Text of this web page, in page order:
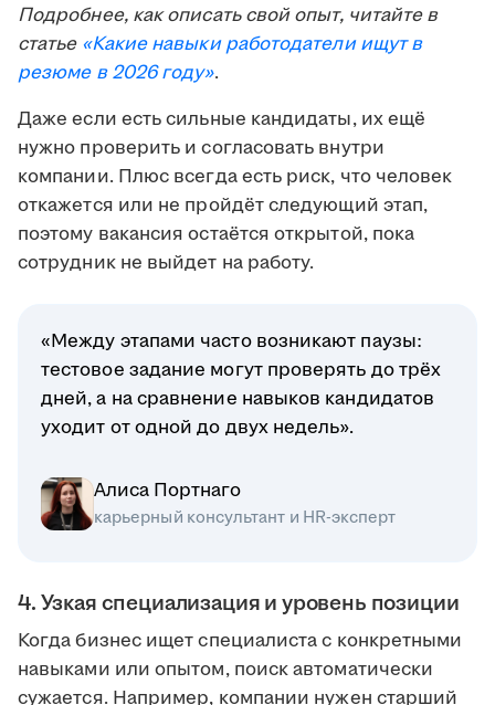
Подробнее, как описать свой опыт, читайте в
статье «Какие навыки работодатели ищут в
резюме в 2026 году».
Даже если есть сильные кандидаты, их ещё
нужно проверить и согласовать внутри
компании. Плюс всегда есть риск, что человек
откажется или не пройдёт следующий этап,
поэтому вакансия остаётся открытой, пока
сотрудник не выйдет на работу.
«Между этапами часто возникают паузы:
тестовое задание могут проверять до трёх
дней, а на сравнение навыков кандидатов
уходит от одной до двух недель».
Алиса Портнаго
карьерный консультант и HR-эксперт
4. Узкая специализация и уровень позиции
Когда бизнес ищет специалиста с конкретными
навыками или опытом, поиск автоматически
сужается. Например, компании нужен старший